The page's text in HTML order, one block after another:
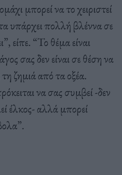
μπορεί να το χειριστεί
υπάρχει πολλή βλέννα σε
είπε. “Το θέμα είναι
σας δεν είναι σε θέση να
τη ζημιά από τα οξέα.
να σας συμβεί -δεν
έλκος- αλλά μπορεί